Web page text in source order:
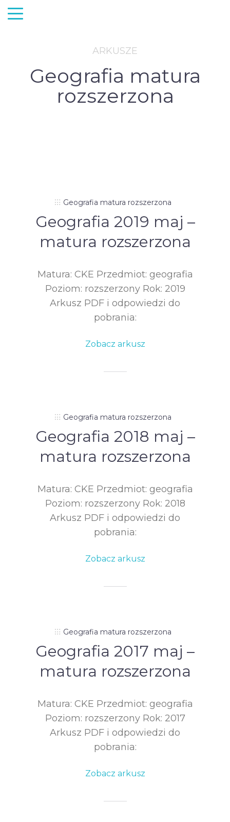
ARKUSZE
Geografia matura
rozszerzona
Geografia matura rozszerzona
Geografia 2019 maj –
matura rozszerzona
Matura: CKE Przedmiot: geografia
Poziom: rozszerzony Rok: 2019
Arkusz PDF i odpowiedzi do
pobrania:
Zobacz arkusz
Geografia matura rozszerzona
Geografia 2018 maj –
matura rozszerzona
Matura: CKE Przedmiot: geografia
Poziom: rozszerzony Rok: 2018
Arkusz PDF i odpowiedzi do
pobrania:
Zobacz arkusz
Geografia matura rozszerzona
Geografia 2017 maj –
matura rozszerzona
Matura: CKE Przedmiot: geografia
Poziom: rozszerzony Rok: 2017
Arkusz PDF i odpowiedzi do
pobrania:
Zobacz arkusz